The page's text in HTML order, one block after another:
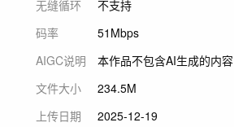
无缝循环
不支持
码率
51Mbps
AIGC说明
本作品不包含AI生成的内容
文件大小
234.5M
上传日期
2025-12-19